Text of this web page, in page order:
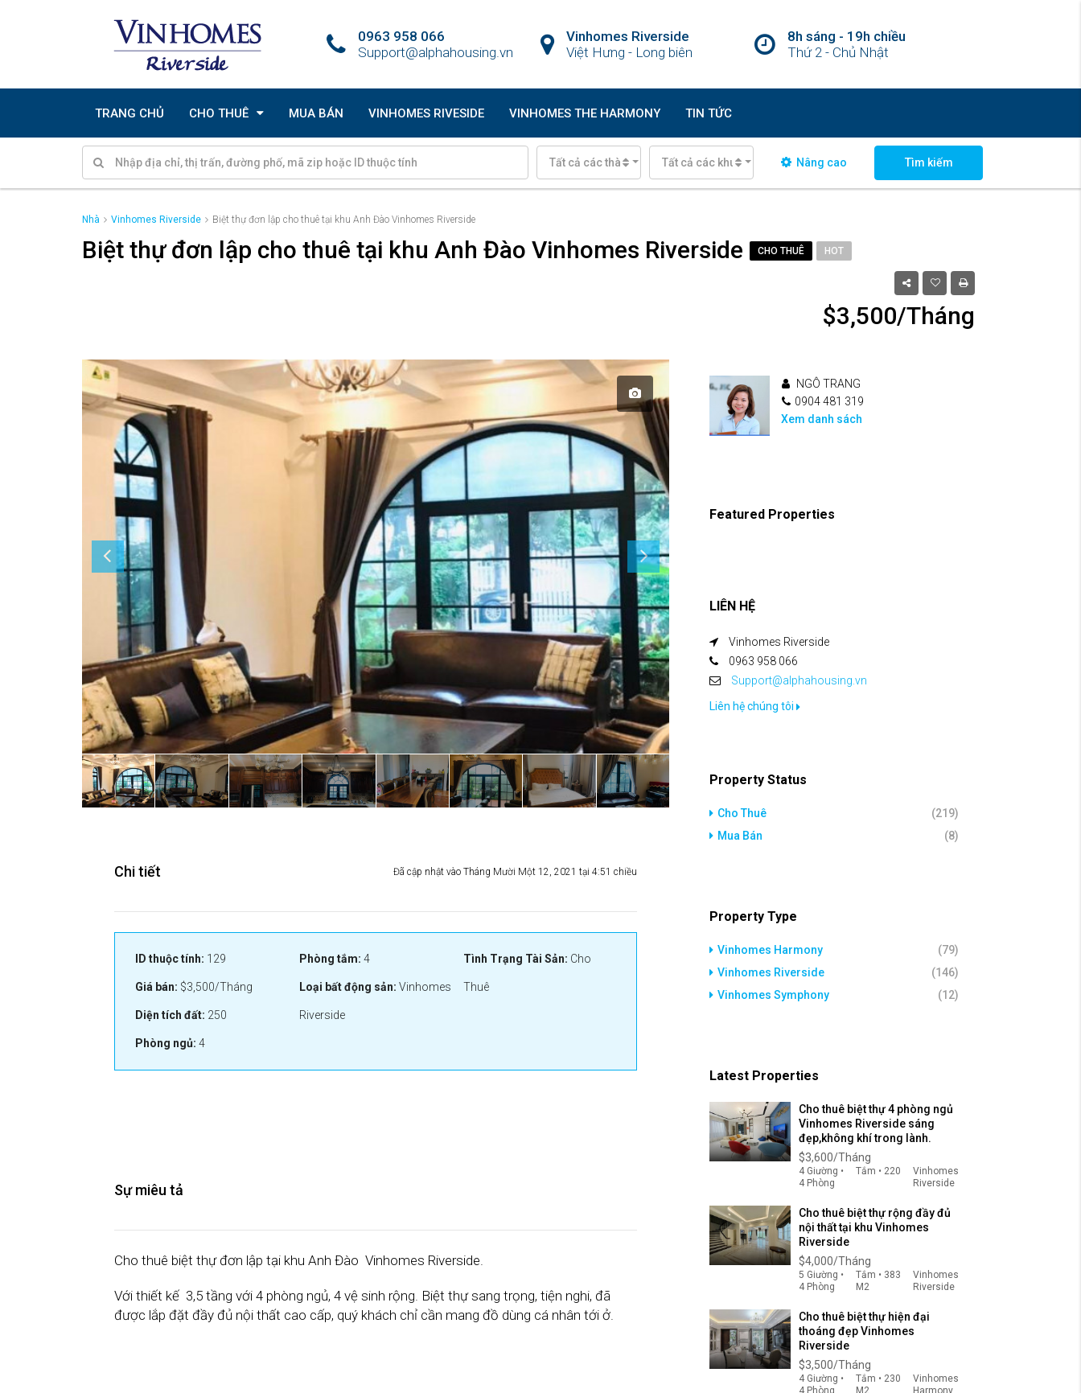
8h sáng - 19h chiều
Thứ 2 - Chủ Nhật
Vinhomes Riverside
Việt Hưng - Long biên
0963 958 066
Support@alphahousing.vn
TRANG CHỦ CHO THUÊ MUA BÁN VINHOMES RIVESIDE VINHOMES THE HARMONY TIN TỨC
Tất cả các thành phố Tất cả các khu vực Nâng cao Tìm kiếm
Nhà Vinhomes Riverside Biệt thự đơn lập cho thuê tại khu Anh Đào Vinhomes Riverside
Biệt thự đơn lập cho thuê tại khu Anh Đào Vinhomes Riverside CHO THUÊ HOT
$3,500/Tháng
Chi tiết Đã cập nhật vào Tháng Mười Một 12, 2021 tại 4:51 chiều
ID thuộc tính: 129
Giá bán: $3,500/Tháng
Diện tích đất: 250
Phòng ngủ: 4
Phòng tắm: 4
Loại bất động sản: Vinhomes
Riverside
Tình Trạng Tài Sản: Cho
Thuê
Sự miêu tả
Cho thuê biệt thự đơn lập tại khu Anh Đào Vinhomes Riverside.
Với thiết kế 3,5 tầng với 4 phòng ngủ, 4 vệ sinh rộng. Biệt thự sang trọng, tiện nghi, đã
được lắp đặt đầy đủ nội thất cao cấp, quý khách chỉ cần mang đồ dùng cá nhân tới ở.
NGÔ TRANG
0904 481 319
Xem danh sách
Featured Properties
LIÊN HỆ
Vinhomes Riverside
0963 958 066
Support@alphahousing.vn
Liên hệ chúng tôi
Property Status
Cho Thuê
(219)
Mua Bán
(8)
Property Type
Vinhomes Harmony
(79)
Vinhomes Riverside
(146)
Vinhomes Symphony
(12)
Latest Properties
Cho thuê biệt thự 4 phòng ngủ
Vinhomes Riverside sáng
đẹp,không khí trong lành.
$3,600/Tháng
4 Giường •
4 Phòng
Tắm • 220
Vinhomes
Riverside
Cho thuê biệt thự rộng đầy đủ
nội thất tại khu Vinhomes
Riverside
$4,000/Tháng
5 Giường •
4 Phòng
Tắm • 383
M2
Vinhomes
Riverside
Cho thuê biệt thự hiện đại
thoáng đẹp Vinhomes
Riverside
$3,500/Tháng
4 Giường •
4 Phòng
Tắm • 230
M2
Vinhomes
Harmony